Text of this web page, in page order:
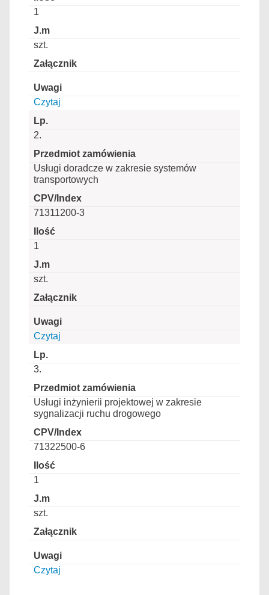
1
szt.
Czytaj
2.
Usługi doradcze w zakresie systemów
transportowych
71311200-3
1
szt.
Czytaj
3.
Usługi inżynierii projektowej w zakresie
sygnalizacji ruchu drogowego
71322500-6
1
szt.
Czytaj